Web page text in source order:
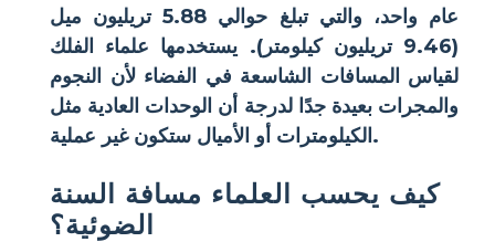
عام واحد، والتي تبلغ حوالي 5.88 تريليون ميل
(9.46 تريليون كيلومتر). يستخدمها علماء الفلك
لقياس المسافات الشاسعة في الفضاء لأن النجوم
والمجرات بعيدة جدًا لدرجة أن الوحدات العادية مثل
الكيلومترات أو الأميال ستكون غير عملية.
كيف يحسب العلماء مسافة السنة
الضوئية؟